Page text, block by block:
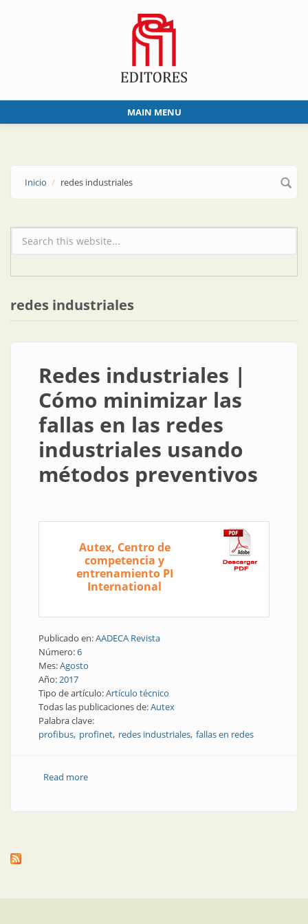
MAIN MENU
Inicio redes industriales
Formulario de búsqueda
redes industriales
Redes industriales |
Cómo minimizar las
fallas en las redes
industriales usando
métodos preventivos
Autex, Centro de
competencia y
entrenamiento PI
International
Publicado en:AADECA Revista
Número:6
Mes:Agosto
Año:2017
Tipo de artículo:Artículo técnico
Todas las publicaciones de:Autex
Palabra clave:
profibus profinet redes industriales fallas en redes
Read moreabout Redes industriales | Cómo minimizar las fallas